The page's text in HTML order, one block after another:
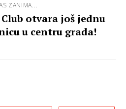
ZANIMA...
otvara još jednu
u centru grada!